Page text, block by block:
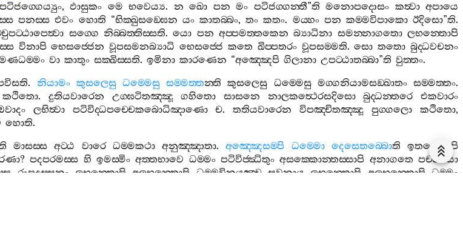
පටිජග‍්ගෙය්‍යුං, ඵාසුකං මෙ භවෙය්‍ය. න ඛො පන මං පටිජග‍්ගන‍්තී”ති මනොපදොසං කත්‍වා අපායෙ
පනස‍්ස එවං හොති “භික‍්ඛුසඞ‍්ඝෙන යං කාතබ‍්බං,තං කතං. මය‍්හං පන කම‍්මවිපාකො ඊදිසො”ති.
සග‍්ගෙ නිබ‍්බත‍්තිස‍්සති.යො පන අප‍්පමත‍්තකෙන බ්‍යාධිනා සමන‍්නාගතො ලභන‍්තොපි
විනාපි භෙසජ‍්ජෙන වූපසමනබ්‍යාධි භෙසජ‍්ජෙ කතෙ ඛිප‍්පතරං වූපසම‍්මති.සො තතො බුද‍්ධවචනං
වා කාතුං සක‍්ඛිස‍්සති. ඉමිනා කාරණෙන “අඤ‍්ඤෙපි ගිලානා උපට‍්ඨාතබ‍්බා”ති වුත‍්තං.
. නියාමං කුසලෙසු ධම‍්මෙසු සම‍්මත‍්තන‍්ති කුසලෙසු ධම‍්මෙසු මග‍්ගනියාමසඞ‍්ඛාතං සම‍්මත‍්තං.
කථිතො. දුතියවාරෙන උග‍්ඝටිතඤ‍්ඤූ ගහිතො සාසනෙ නාලකත්‍ථෙරසදිසො බුද‍්ධන‍්තරෙ
එකවාරං
ලභිත්‍වා පටිවිද‍්ධපච‍්චෙකබොධිඤාණො ච.තතියවාරෙන විපඤ‍්චිතඤ‍්ඤූ පුග‍්ගලො කථිතො,
හොති.
මාසස‍්ස අට‍්ඨ වාරෙ ධම‍්මකථා අනුඤ‍්ඤාතා.අඤ‍්ඤෙසම‍්පි ධම‍්මො දෙසෙතබ‍්බොති
ඉතරෙසම‍්පි
?පදපරමස‍්ස හි ඉමස‍්මිං අත‍්තභාවෙ ධම‍්මං පටිවිජ‍්ඣිතුං අසක‍්කොන‍්තස‍්සාපි අනාගතෙ පච‍්චයො
රූපදස‍්සනං ලභන‍්තොපි අලභන‍්තොපි ධම‍්මවිනයඤ‍්ච සවනාය ලභන‍්තොපි අලභන‍්තොපි ධම‍්මං